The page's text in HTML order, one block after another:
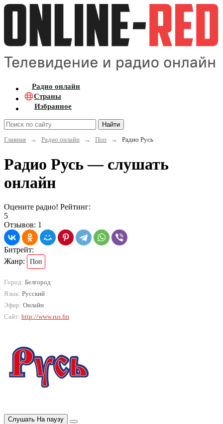
Радио онлайн
Страны
Избранное
Найти
Главная
→ Радио онлайн → Поп → Радио Русь
Радио Русь — слушать
онлайн
Оцените радио! Рейтинг:
5
Отзывов: 1
Битрейт:
Жанр:
Поп
Город: Белгород
Язык: Русский
Эфир: Онлайн
Сайт: http://www.rus.fm
Слушать На паузу